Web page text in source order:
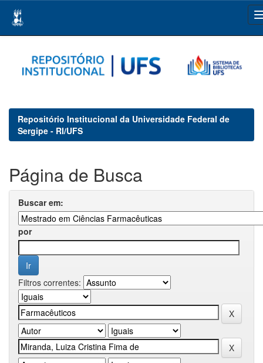
navigation
Repositório Institucional da Universidade Federal de
Sergipe - RI/UFS
Página de Busca
Buscar em:
por
Filtros correntes: